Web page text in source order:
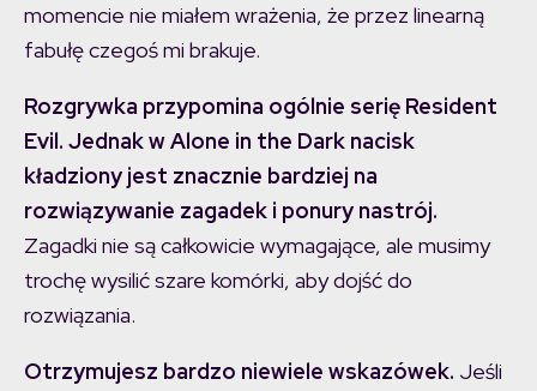
momencie nie miałem wrażenia, że przez linearną
fabułę czegoś mi brakuje.
Rozgrywka przypomina ogólnie serię Resident
Evil. Jednak w Alone in the Dark nacisk
kładziony jest znacznie bardziej na
rozwiązywanie zagadek i ponury nastrój.
Zagadki nie są całkowicie wymagające, ale musimy
trochę wysilić szare komórki, aby dojść do
rozwiązania.
Otrzymujesz bardzo niewiele wskazówek. Jeśli